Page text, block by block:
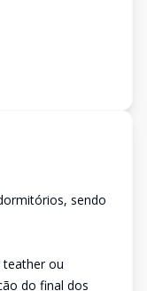
sendo
teather ou
do final dos